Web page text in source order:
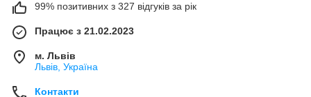
99% позитивних з 327 відгуків за рік
Працює з 21.02.2023
м. Львів
Львів, Україна
Контакти